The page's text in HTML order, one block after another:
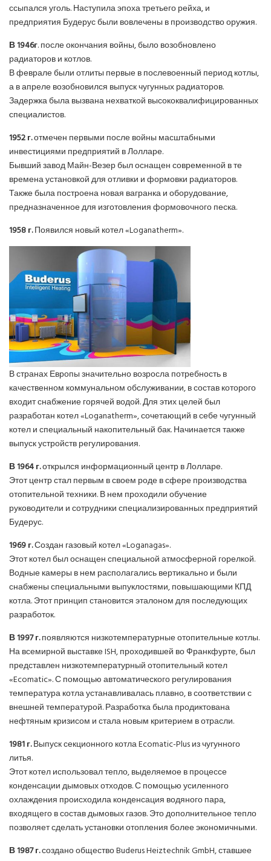
ссыпался уголь. Наступила эпоха третьего рейха, и
предприятия Будерус были вовлечены в производство оружия.
В 1946г. после окончания войны, было возобновлено
радиаторов и котлов.
В феврале были отлиты первые в послевоенный период котлы,
а в апреле возобновился выпуск чугунных радиаторов.
Задержка была вызвана нехваткой высококвалифицированных
специалистов.
1952 г.отмечен первыми после войны масштабными
инвестициями предприятий в Лолларе.
Бывший завод Майн-Везер был оснащен современной в те
времена установкой для отливки и формовки радиаторов.
Также была построена новая вагранка и оборудование,
предназначенное для изготовления формовочного песка.
1958 г.Появился новый котел «Loganatherm».
В странах Европы значительно возросла потребность в
качественном коммунальном обслуживании, в состав которого
входит снабжение горячей водой. Для этих целей был
разработан котел «Loganatherm», сочетающий в себе чугунный
котел и специальный накопительный бак. Начинается также
выпуск устройств регулирования.
В 1964 г.открылся информационный центр в Лолларе.
Этот центр стал первым в своем роде в сфере производства
отопительной техники. В нем проходили обучение
руководители и сотрудники специализированных предприятий
Будерус.
1969 г.Создан газовый котел «Loganagas».
Этот котел был оснащен специальной атмосферной горелкой.
Водные камеры в нем располагались вертикально и были
снабжены специальными выпуклостями, повышающими КПД
котла. Этот принцип становится эталоном для последующих
разработок.
В 1997 г.появляются низкотемпературные отопительные котлы.
На всемирной выставке ISH, проходившей во Франкфурте, был
представлен низкотемпературный отопительный котел
«Ecomatic». С помощью автоматического регулирования
температура котла устанавливалась плавно, в соответствии с
внешней температурой. Разработка была продиктована
нефтяным кризисом и стала новым критерием в отрасли.
1981 г.Выпуск секционного котла Ecomatic-Plus из чугунного
литья.
Этот котел использовал тепло, выделяемое в процессе
конденсации дымовых отходов. С помощью усиленного
охлаждения происходила конденсация водяного пара,
входящего в состав дымовых газов. Это дополнительное тепло
позволяет сделать установки отопления более экономичными.
В 1987 г.создано общество Buderus Heiztechnik GmbH, ставшее